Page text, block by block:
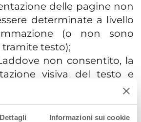
Dettagli Informazioni sui cookie
delle pagine non
determinate a livello
(o non sono
testo);
Laddove non consentito, la
visiva del testo e
contenenti testo non
di contrasto minimo